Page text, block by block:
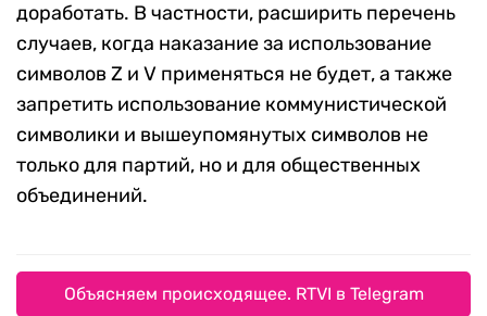
доработать. В частности, расширить перечень
случаев, когда наказание за использование
символов Z и V применяться не будет, а также
запретить использование коммунистической
символики и вышеупомянутых символов не
только для партий, но и для общественных
объединений.
Объясняем происходящее. RTVI в Telegram